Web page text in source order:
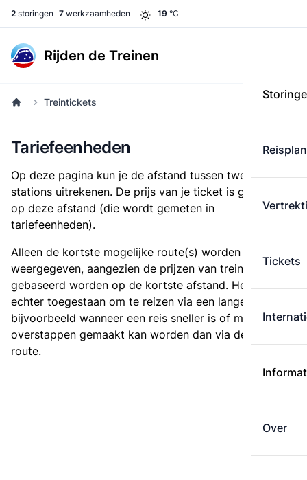
2 storingen 7 werkzaamheden 19 °C
Rijden de Treinen
Tickets
Over
Treintickets
Tariefeenheden
Op deze pagina kun je de afstand tussen twee
stations uitrekenen. De prijs van je ticket is gebaseerd
op deze afstand (die wordt gemeten in
tariefeenheden).
Alleen de kortste mogelijke route(s) worden
weergegeven, aangezien de prijzen van treintickets
gebaseerd worden op de kortste afstand. Het is
echter toegestaan om te reizen via een langere route,
bijvoorbeeld wanneer een reis sneller is of met minder
overstappen gemaakt kan worden dan via de kortste
route.